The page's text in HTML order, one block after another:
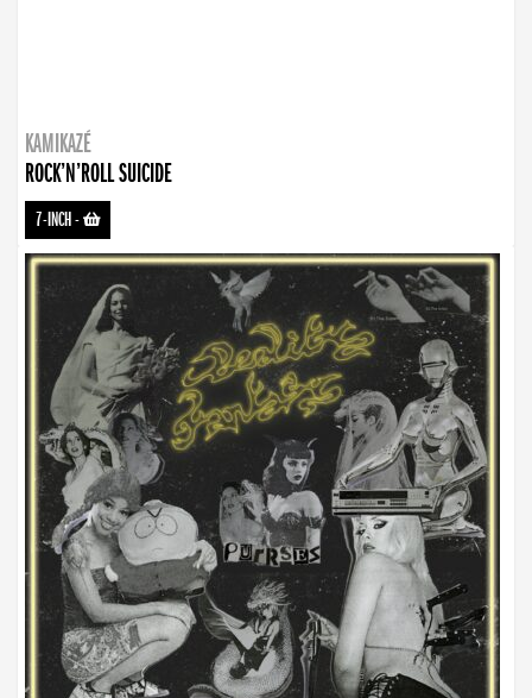
KAMIKAZÉ
ROCK’N’ROLL SUICIDE
7-INCH-